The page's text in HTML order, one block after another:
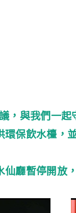
，與我們一起
保飲水檯，
廳暫停開放